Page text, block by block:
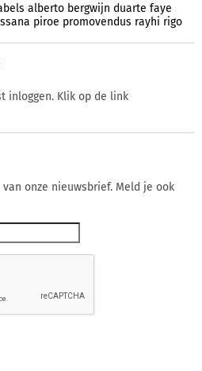
alberto bergwijn duarte faye
piroe promovendus rayhi rigo
inloggen. Klik op de link
onze nieuwsbrief. Meld je ook